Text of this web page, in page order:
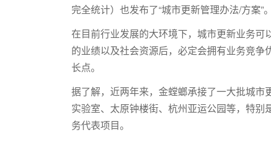
完全统计）也发布了“城市更新管理办法/方案”
在目前行业发展的大环境下，城市更新业务
的业绩以及社会资源后，必定会拥有业务竞
长点。
据了解，近两年来，金螳螂承接了一大批城
实验室、太原钟楼街、杭州亚运公园等，特
务代表项目。